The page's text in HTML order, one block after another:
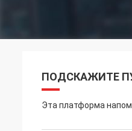
ПОДСКАЖИТЕ
Эта платформа